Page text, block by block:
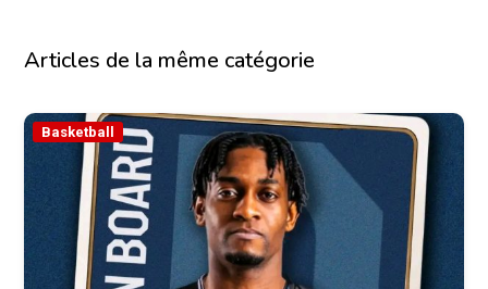
Articles de la même catégorie
Basketball